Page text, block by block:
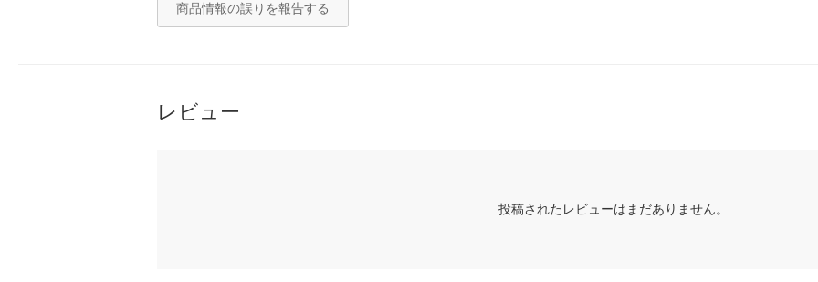
商品情報の誤りを報告する
レビュー
投稿されたレビューはまだありません。